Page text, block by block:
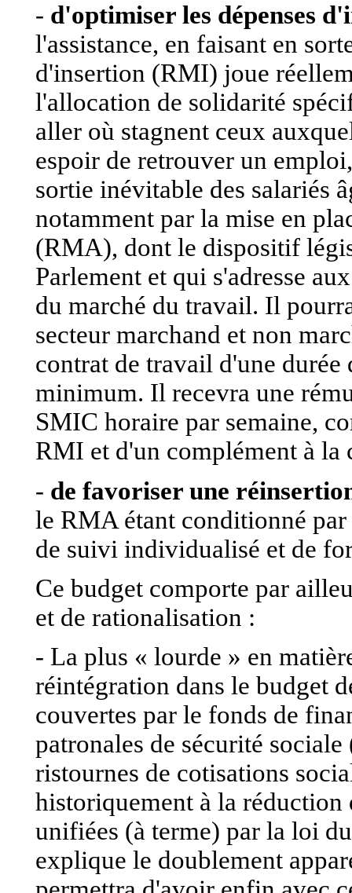
- d'optimiser les dépenses
l'assistance, en faisant en
d'insertion (RMI) joue
l'allocation de solidarité
aller où stagnent ceux
espoir de retrouver un
sortie inévitable des salariés
notamment par la mise en
(RMA), dont le dispositif
Parlement et qui s'adresse
du marché du travail. Il
secteur marchand et non
contrat de travail d'une durée
minimum. Il recevra une
SMIC horaire par semaine,
RMI et d'un complément à la
- de favoriser une
le RMA étant conditionné
de suivi individualisé et de
Ce budget comporte par
et de rationalisation :
- La plus « lourde » en
réintégration dans le budget
couvertes par le fonds de
patronales de sécurité
ristournes de cotisations
historiquement à la
unifiées (à terme) par la loi
explique le doublement